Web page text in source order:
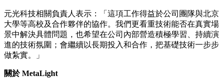
元光科技相關負責人表示：「這項工作得益於公司團隊與北京
大學等高校及合作夥伴的協作。我們更看重技術能否在真實場
景中解決具體問題，也希望在公司內部營造積極學習、持續演
進的技術氛圍；會繼續以長期投入和合作，把基礎技術一步步
做紮實。」
關於MetaLight